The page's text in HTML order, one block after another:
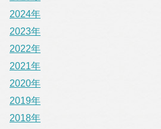
2024年
2023年
2022年
2021年
2020年
2019年
2018年